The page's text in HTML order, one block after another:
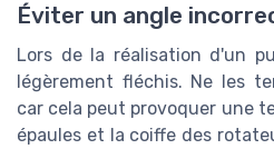
Éviter un angle
Lors de la réalisation d'un
légèrement fléchis. Ne les
car cela peut provoquer une
épaules et la coiffe des